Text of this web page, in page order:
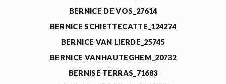
BERNICE DE VOS_27614
BERNICE SCHIETTECATTE_124274
BERNICE VAN LIERDE_25745
BERNICE VANHAUTEGHEM_20732
BERNISE TERRAS_71683